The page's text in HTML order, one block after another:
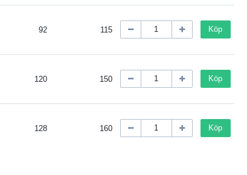
92 115 Köp
120 150 Köp
128 160 Köp